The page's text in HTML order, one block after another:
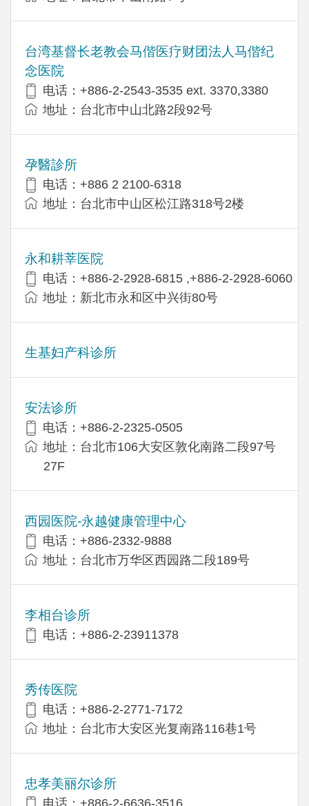
台湾基督长老教会马偕医疗财团法人马偕纪
念医院
电话：+886-2-2543-3535 ext. 3370,3380
地址：台北市中山北路2段92号
孕醫診所
电话：+886 2 2100-6318
地址：台北市中山区松江路318号2楼
永和耕莘医院
电话：+886-2-2928-6815 ,+886-2-2928-6060
地址：新北市永和区中兴街80号
生基妇产科诊所
安法诊所
电话：+886-2-2325-0505
地址：台北市106大安区敦化南路二段97号
27F
西园医院-永越健康管理中心
电话：+886-2332-9888
地址：台北市万华区西园路二段189号
李相台诊所
电话：+886-2-23911378
秀传医院
电话：+886-2-2771-7172
地址：台北市大安区光复南路116巷1号
忠孝美丽尔诊所
电话：+886-2-6636-3516